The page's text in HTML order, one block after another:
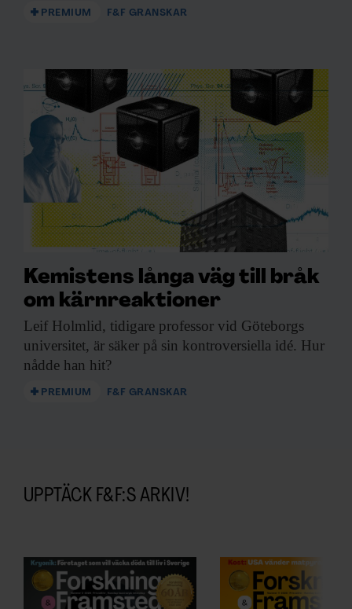
PREMIUM F&F GRANSKAR
Kemistens långa väg till bråk
om kärnreaktioner
Leif Holmlid, tidigare professor vid Göteborgs
universitet, är säker på sin kontroversiella idé. Hur
nådde han hit?
PREMIUM F&F GRANSKAR
UPPTÄCK F&F:S ARKIV!